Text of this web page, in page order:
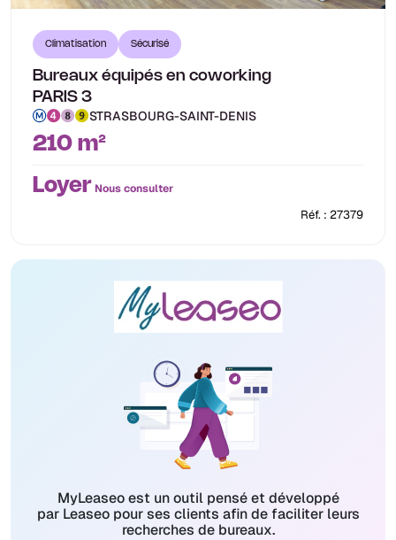
Climatisation Sécurisé
Bureaux équipés en coworking
PARIS 3
STRASBOURG-SAINT-DENIS
210 m²
Loyer Nous consulter
Réf. : 27379
MyLeaseo est un outil pensé et développé
par Leaseo pour ses clients afin de faciliter leurs
recherches de bureaux.